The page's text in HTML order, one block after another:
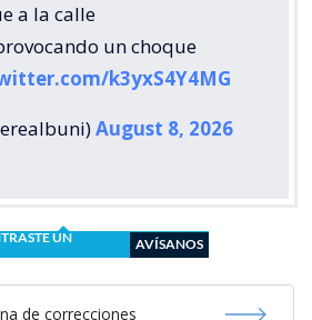
a la calle
un choque
k3yxS4Y4MG
August 8, 2026
UN
AVÍSANOS
de correcciones